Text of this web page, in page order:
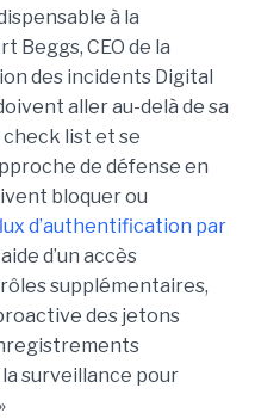
à la
Beggs, CEO de la
des incidents Digital
aller au-delà de sa
list et se
de défense en
bloquer ou
d’authentification par
d’un accès
supplémentaires,
des jetons
surveillance pour